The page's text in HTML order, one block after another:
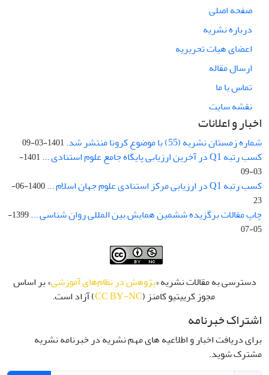
صفحه اصلی
درباره نشریه
اعضای هیات تحریریه
ارسال مقاله
تماس با ما
نقشه سایت
اخبار و اعلانات
شماره زمستان نشریه (55) با موضوع کرونا منتشر شد. 1401-03-09
کسب رتبه Q1 در آخرین ارزیابی پایگاه جامع علوم استنادی ...
1401-
03-09
کسب رتبه Q1 در ارزیابی مرکز استنادی علوم جهان اسلام ...
1400-06-
23
چاپ مقالات برگزیده ششمین همایش بین المللی روان شناسی ...
1399-
05-07
دسترسی به مقالات نشریه «پژوهش در نظام‌های آموزشی» بر اساس
مجوز کرییتیو کامنز (CC BY-NC) آزاد است.
اشتراک خبرنامه
برای دریافت اخبار و اطلاعیه های مهم نشریه در خبرنامه نشریه
مشترک شوید.